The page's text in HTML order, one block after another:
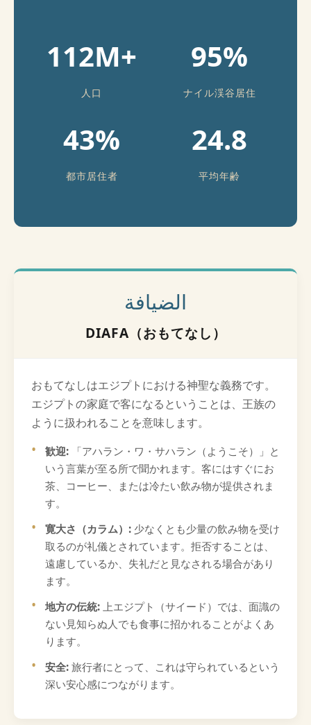
112M+
人口
95%
ナイル渓谷居住
43%
都市居住者
24.8
平均年齢
الضيافة
DIAFA（おもてなし）
おもてなしはエジプトにおける神聖な義務です。
エジプトの家庭で客になるということは、王族の
ように扱われることを意味します。
歓迎: 「アハラン・ワ・サハラン（ようこそ）」と
いう言葉が至る所で聞かれます。客にはすぐにお
茶、コーヒー、または冷たい飲み物が提供されま
す。
寛大さ（カラム）: 少なくとも少量の飲み物を受け
取るのが礼儀とされています。拒否することは、
遠慮しているか、失礼だと見なされる場合があり
ます。
地方の伝統: 上エジプト（サイード）では、面識の
ない見知らぬ人でも食事に招かれることがよくあ
ります。
安全: 旅行者にとって、これは守られているという
深い安心感につながります。